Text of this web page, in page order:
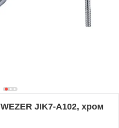
JIK7-A102, хром